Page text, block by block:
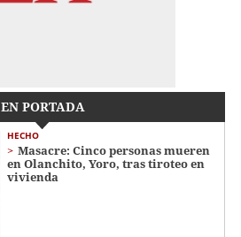
EN PORTADA
HECHO
Masacre: Cinco personas mueren
en Olanchito, Yoro, tras tiroteo en
vivienda